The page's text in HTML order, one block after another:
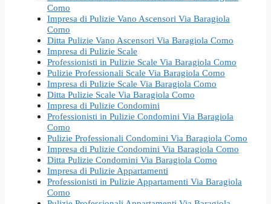
Como
Impresa di Pulizie Vano Ascensori Via Baragiola
Como
Ditta Pulizie Vano Ascensori Via Baragiola Como
Impresa di Pulizie Scale
Professionisti in Pulizie Scale Via Baragiola Como
Pulizie Professionali Scale Via Baragiola Como
Impresa di Pulizie Scale Via Baragiola Como
Ditta Pulizie Scale Via Baragiola Como
Impresa di Pulizie Condomini
Professionisti in Pulizie Condomini Via Baragiola
Como
Pulizie Professionali Condomini Via Baragiola Como
Impresa di Pulizie Condomini Via Baragiola Como
Ditta Pulizie Condomini Via Baragiola Como
Impresa di Pulizie Appartamenti
Professionisti in Pulizie Appartamenti Via Baragiola
Como